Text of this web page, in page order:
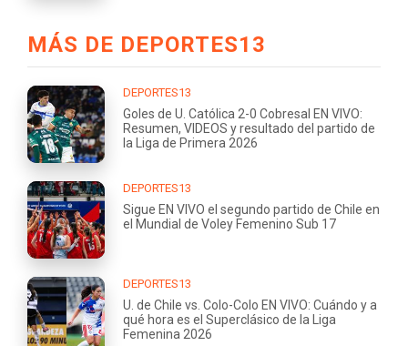
MÁS DE DEPORTES13
DEPORTES13
Goles de U. Católica 2-0 Cobresal EN VIVO:
Resumen, VIDEOS y resultado del partido de
la Liga de Primera 2026
DEPORTES13
Sigue EN VIVO el segundo partido de Chile en
el Mundial de Voley Femenino Sub 17
DEPORTES13
U. de Chile vs. Colo-Colo EN VIVO: Cuándo y a
qué hora es el Superclásico de la Liga
Femenina 2026